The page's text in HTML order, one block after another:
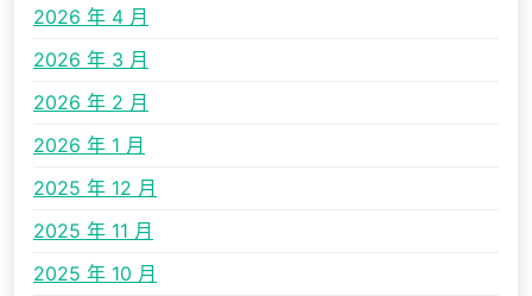
2026 年 4 月
2026 年 3 月
2026 年 2 月
2026 年 1 月
2025 年 12 月
2025 年 11 月
2025 年 10 月